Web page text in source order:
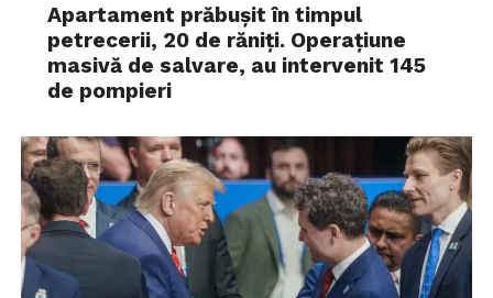
Apartament prăbușit în timpul
petrecerii, 20 de răniți. Operațiune
masivă de salvare, au intervenit 145
de pompieri